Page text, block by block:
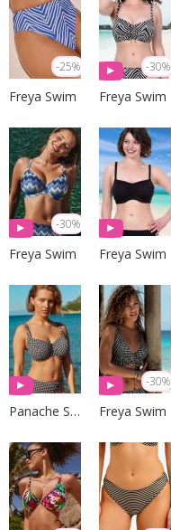
-25%
Freya Swim
-30%
Freya Swim
-30%
Freya Swim Freya Swim
Panache Swim
-30%
Freya Swim